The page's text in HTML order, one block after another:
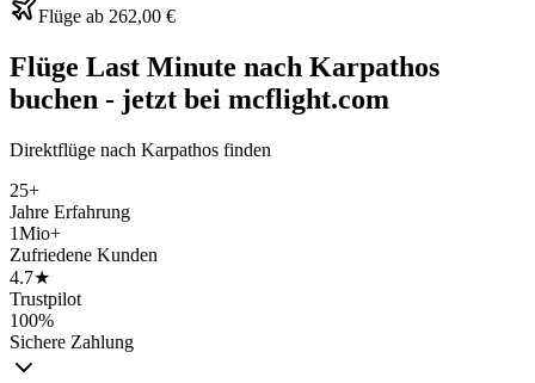
Flüge ab 262,00 €
Flüge Last Minute nach Karpathos
buchen - jetzt bei mcflight.com
Direktflüge nach Karpathos finden
25+
Jahre Erfahrung
1Mio+
Zufriedene Kunden
4.7★
Trustpilot
100%
Sichere Zahlung